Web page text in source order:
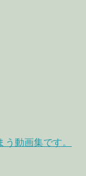
動画集です。